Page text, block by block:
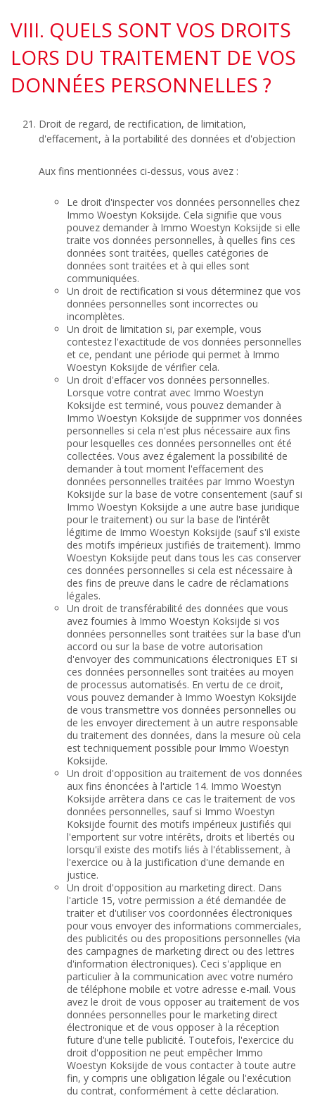
VIII. QUELS SONT VOS DROITS
LORS DU TRAITEMENT DE VOS
DONNÉES PERSONNELLES ?
Droit de regard, de rectification, de limitation,
d'effacement, à la portabilité des données et d'objection
Aux fins mentionnées ci-dessus, vous avez :
Le droit d'inspecter vos données personnelles chez
Immo Woestyn Koksijde. Cela signifie que vous
pouvez demander à Immo Woestyn Koksijde si elle
traite vos données personnelles, à quelles fins ces
données sont traitées, quelles catégories de
données sont traitées et à qui elles sont
communiquées.
Un droit de rectification si vous déterminez que vos
données personnelles sont incorrectes ou
incomplètes.
Un droit de limitation si, par exemple, vous
contestez l'exactitude de vos données personnelles
et ce, pendant une période qui permet à Immo
Woestyn Koksijde de vérifier cela.
Un droit d'effacer vos données personnelles.
Lorsque votre contrat avec Immo Woestyn
Koksijde est terminé, vous pouvez demander à
Immo Woestyn Koksijde de supprimer vos données
personnelles si cela n'est plus nécessaire aux fins
pour lesquelles ces données personnelles ont été
collectées. Vous avez également la possibilité de
demander à tout moment l'effacement des
données personnelles traitées par Immo Woestyn
Koksijde sur la base de votre consentement (sauf si
Immo Woestyn Koksijde a une autre base juridique
pour le traitement) ou sur la base de l'intérêt
légitime de Immo Woestyn Koksijde (sauf s'il existe
des motifs impérieux justifiés de traitement). Immo
Woestyn Koksijde peut dans tous les cas conserver
ces données personnelles si cela est nécessaire à
des fins de preuve dans le cadre de réclamations
légales.
Un droit de transférabilité des données que vous
avez fournies à Immo Woestyn Koksijde si vos
données personnelles sont traitées sur la base d'un
accord ou sur la base de votre autorisation
d'envoyer des communications électroniques ET si
ces données personnelles sont traitées au moyen
de processus automatisés. En vertu de ce droit,
vous pouvez demander à Immo Woestyn Koksijde
de vous transmettre vos données personnelles ou
de les envoyer directement à un autre responsable
du traitement des données, dans la mesure où cela
est techniquement possible pour Immo Woestyn
Koksijde.
Un droit d'opposition au traitement de vos données
aux fins énoncées à l'article 14. Immo Woestyn
Koksijde arrêtera dans ce cas le traitement de vos
données personnelles, sauf si Immo Woestyn
Koksijde fournit des motifs impérieux justifiés qui
l'emportent sur votre intérêts, droits et libertés ou
lorsqu'il existe des motifs liés à l'établissement, à
l'exercice ou à la justification d'une demande en
justice.
Un droit d'opposition au marketing direct. Dans
l'article 15, votre permission a été demandée de
traiter et d'utiliser vos coordonnées électroniques
pour vous envoyer des informations commerciales,
des publicités ou des propositions personnelles (via
des campagnes de marketing direct ou des lettres
d'information électroniques). Ceci s'applique en
particulier à la communication avec votre numéro
de téléphone mobile et votre adresse e-mail. Vous
avez le droit de vous opposer au traitement de vos
données personnelles pour le marketing direct
électronique et de vous opposer à la réception
future d'une telle publicité. Toutefois, l'exercice du
droit d'opposition ne peut empêcher Immo
Woestyn Koksijde de vous contacter à toute autre
fin, y compris une obligation légale ou l'exécution
du contrat, conformément à cette déclaration.